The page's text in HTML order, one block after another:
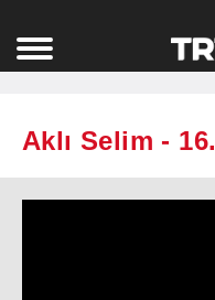
Aklı Selim -